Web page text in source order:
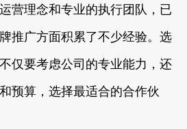
营理念和专业的执行团队，已
推广方面积累了不少经验。选
仅要考虑公司的专业能力，还
预算，选择最适合的合作伙